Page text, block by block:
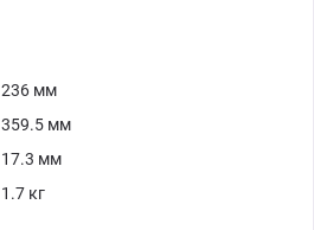
236 мм
359.5 мм
17.3 мм
1.7 кг